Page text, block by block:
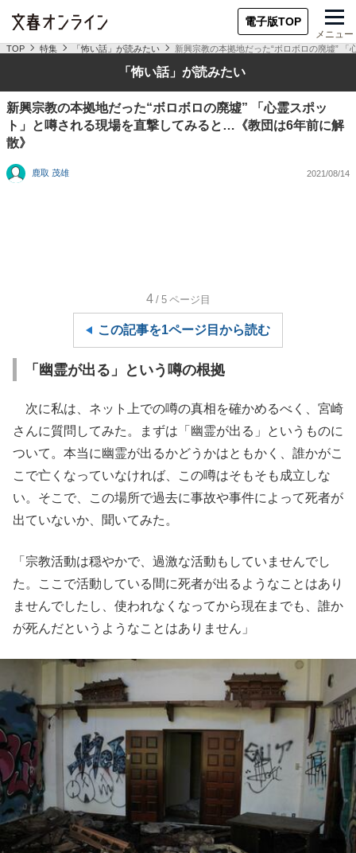
電子版TOP
メニュー
TOP 特集 「怖い話」が読みたい 新興宗教の本拠地だった“ボロボロの廃墟”
「怖い話」が読みたい
新興宗教の本拠地だった“ボロボロの廃墟” 「心霊スポッ
ト」と噂される現場を直撃してみると…《教団は6年前に解
散》
鹿取 茂雄 2021/08/14
4 /5 ページ目
この記事を1ページ目から読む
「幽霊が出る」という噂の根拠
次に私は、ネット上での噂の真相を確かめるべく、宮崎
さんに質問してみた。まずは「幽霊が出る」というものに
ついて。本当に幽霊が出るかどうかはともかく、誰かがこ
こで亡くなっていなければ、この噂はそもそも成立しな
い。そこで、この場所で過去に事故や事件によって死者が
出ていないか、聞いてみた。
「宗教活動は穏やかで、過激な活動もしていませんでし
た。ここで活動している間に死者が出るようなことはあり
ませんでしたし、使われなくなってから現在までも、誰か
が死んだというようなことはありません」